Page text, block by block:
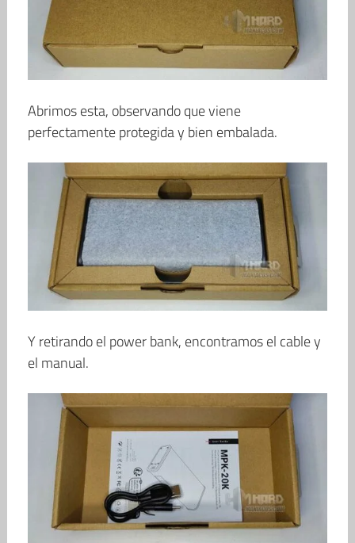
Abrimos esta, observando que viene
perfectamente protegida y bien embalada.
Y retirando el power bank, encontramos el cable y
el manual.